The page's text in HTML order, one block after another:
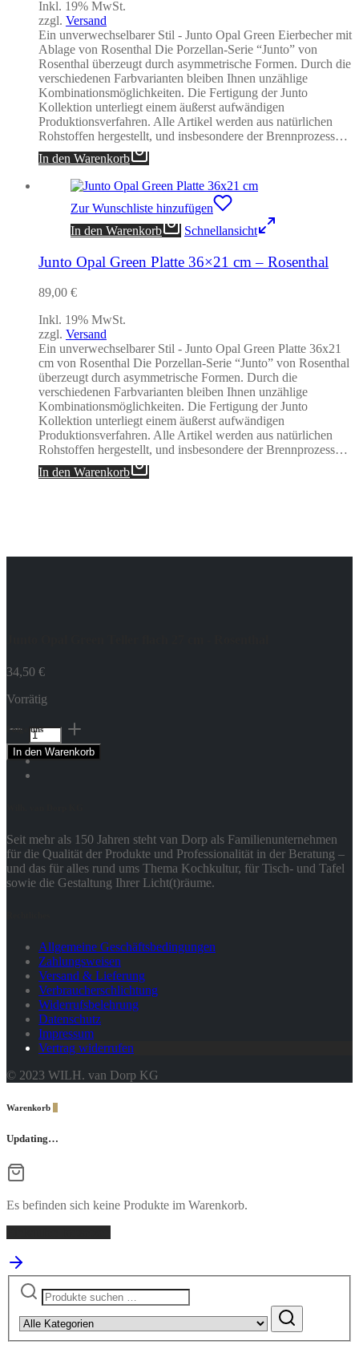
Inkl. 19% MwSt.
zzgl. Versand
Ein unverwechselbarer Stil - Junto Opal Green Eierbecher mit
Ablage von Rosenthal Die Porzellan-Serie “Junto” von
Rosenthal überzeugt durch asymmetrische Formen. Durch die
verschiedenen Farbvarianten bleiben Ihnen unzählige
Kombinationsmöglichkeiten. Die Fertigung der Junto
Kollektion unterliegt einem äußerst aufwändigen
Produktionsverfahren. Alle Artikel werden aus natürlichen
Rohstoffen hergestellt, und insbesondere der Brennprozess…
In den Warenkorb
Zur Wunschliste hinzufügen
In den Warenkorb
Schnellansicht
Junto Opal Green Platte 36×21 cm – Rosenthal
89,00 €
Inkl. 19% MwSt.
zzgl. Versand
Ein unverwechselbarer Stil - Junto Opal Green Platte 36x21
cm von Rosenthal Die Porzellan-Serie “Junto” von Rosenthal
überzeugt durch asymmetrische Formen. Durch die
verschiedenen Farbvarianten bleiben Ihnen unzählige
Kombinationsmöglichkeiten. Die Fertigung der Junto
Kollektion unterliegt einem äußerst aufwändigen
Produktionsverfahren. Alle Artikel werden aus natürlichen
Rohstoffen hergestellt, und insbesondere der Brennprozess…
In den Warenkorb
34,50 €
Vorrätig
Junto
Opal
Green
Rosenthal
Menge
In den Warenkorb
Folge uns
Seit mehr als 150 Jahren steht van Dorp als Familienunternehmen
für die Qualität der Produkte und Professionalität in der Beratung –
und das für alles rund ums Thema Kochkultur, für Tisch- und Tafel
sowie die Gestaltung Ihrer Licht(t)räume.
Allgemeine Geschäftsbedingungen
Zahlungsweisen
Versand & Lieferung
Verbraucherschlichtung
Widerrufsbelehrung
Datenschutz
Impressum
Vertrag widerrufen
© 2023 WILH. van Dorp KG
Warenkorb
Updating…
Es befinden sich keine Produkte im Warenkorb.
Suchen
nach: